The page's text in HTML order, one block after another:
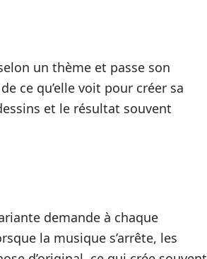
un thème et passe son
ce qu’elle voit pour créer sa
et le résultat souvent
demande à chaque
la musique s’arrête, les